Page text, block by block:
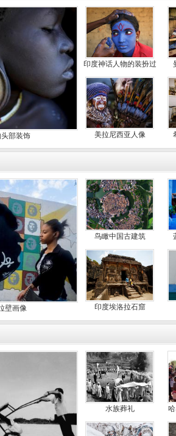
部装饰
印度神话人物的装扮过
程
美拉尼西亚人像
壁画像
鸟瞰中国古建筑
印度埃洛拉石窟
水族葬礼